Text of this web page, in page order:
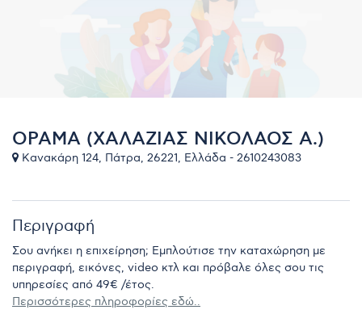
ΟΡΑΜΑ (ΧΑΛΑΖΙΑΣ ΝΙΚΟΛΑΟΣ Α.)
Κανακάρη 124, Πάτρα, 26221, Ελλάδα - 2610243083
Περιγραφή
Σου ανήκει η επιχείρηση; Εμπλούτισε την καταχώρηση με
περιγραφή, εικόνες, video κτλ και πρόβαλε όλες σου τις
υπηρεσίες από 49€ /έτος.
Περισσότερες πληροφορίες εδώ..